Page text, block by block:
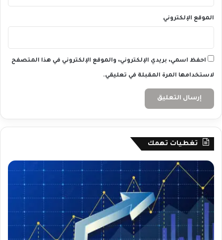
0
/
2
2
4
الموقع الإلكتروني
احفظ اسمي، بريدي الإلكتروني، والموقع الإلكتروني في هذا المتصفح
لاستخدامها المرة المقبلة في تعليقي.
تغطيات تهمك